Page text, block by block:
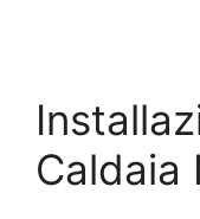
Caldaia